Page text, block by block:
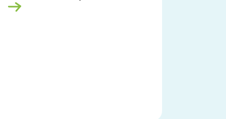
ธุรกิจองค์กร ในฐานะผู้แทนมูลนิธิกรุงศรี